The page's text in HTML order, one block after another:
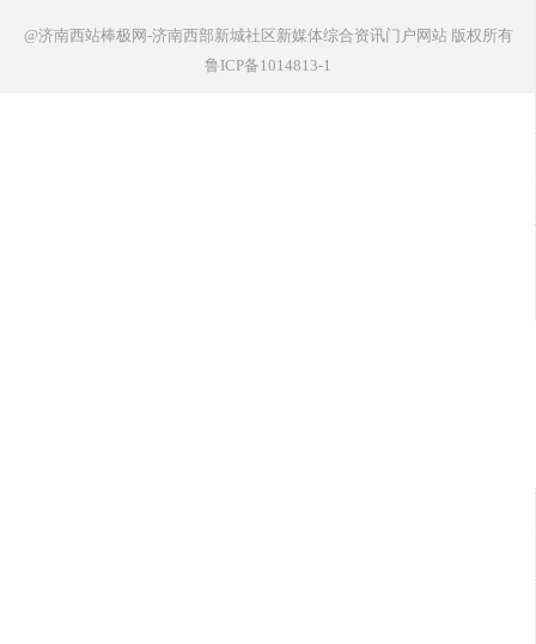
@济南西站棒极网-济南西部新城社区新媒体综合资讯门户网站版权所有
鲁ICP备1014813-1